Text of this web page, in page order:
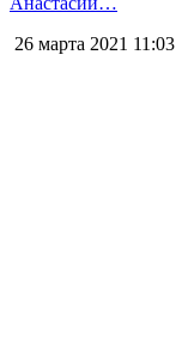
26 марта 2021 11:03